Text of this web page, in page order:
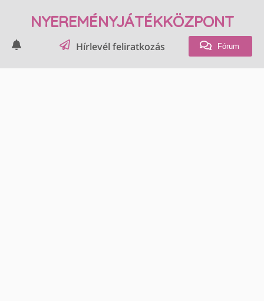
NYEREMÉNYJÁTÉKKÖZPONT
Hírlevél feliratkozás Fórum